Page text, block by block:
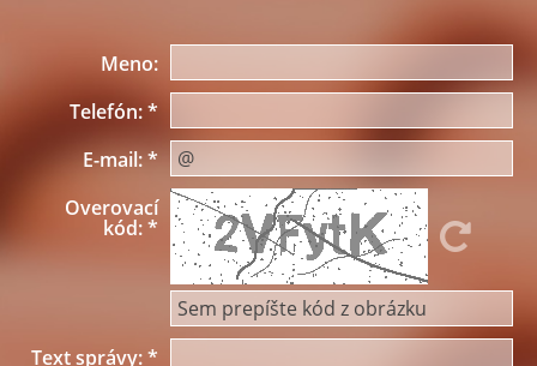
Meno:
Telefón:*
E-mail:*
Overovací
kód:*
Text správy:*